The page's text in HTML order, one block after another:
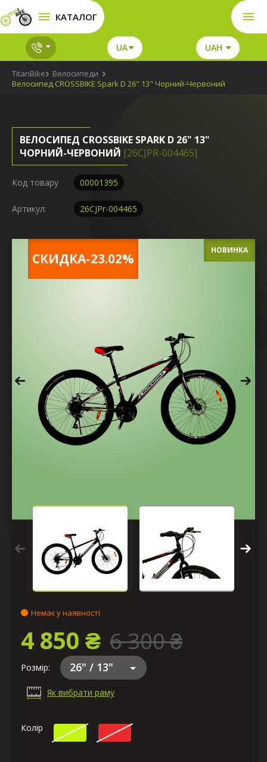
КАТАЛОГ
UA UAH
TitanBike
Велосипеди
Велосипед CROSSBIKE Spark D 26" 13" Чорний-Червоний
ВЕЛОСИПЕД CROSSBIKE SPARK D 26" 13"
ЧОРНИЙ-ЧЕРВОНИЙ [26CJPR-004465]
Код товару 00001395
Артикул: 26CJPr-004465
CКИДКА-23.02%
НОВИНКА
Немає у наявності
4 850 ₴ 6 300 ₴
Розмір: 26" / 13"
Як вибрати раму
Колір